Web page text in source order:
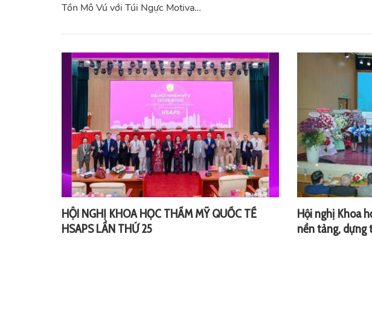
Tồn Mô Vú với Túi Ngực Motiva
HỘI NGHỊ KHOA HỌC THẨM MỸ QUỐC TẾ
HSAPS LẦN THỨ 25
Hội nghị Khoa
nền tảng, dựng